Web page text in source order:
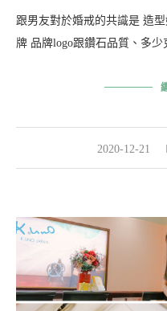
跟男友對於婚戒的共識是 造
牌 品牌logo跟鑽石品質、多
2020-12-21